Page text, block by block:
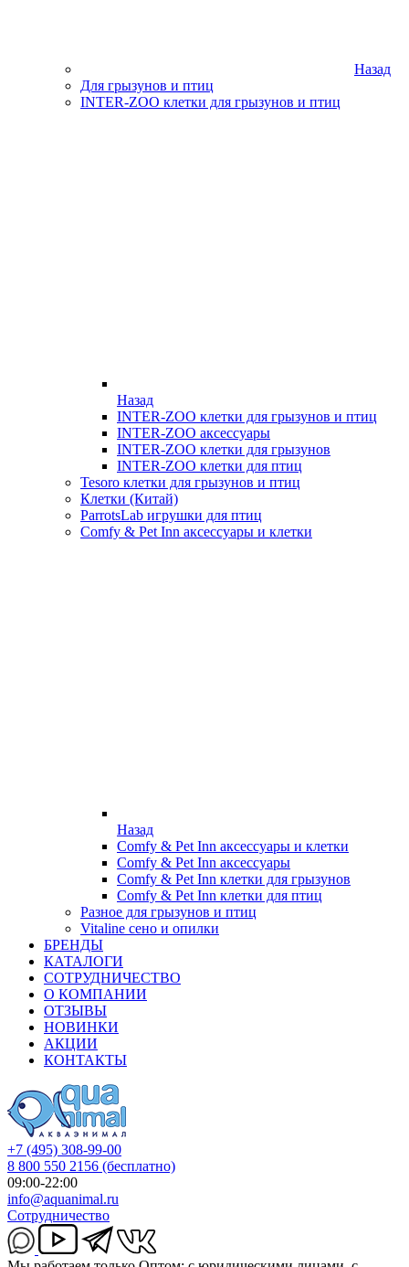
Назад
Для грызунов и птиц
INTER-ZOO клетки для грызунов и птиц
Назад
INTER-ZOO клетки для грызунов и птиц
INTER-ZOO аксессуары
INTER-ZOO клетки для грызунов
INTER-ZOO клетки для птиц
Tesoro клетки для грызунов и птиц
Клетки (Китай)
ParrotsLab игрушки для птиц
Comfy & Pet Inn аксессуары и клетки
Назад
Comfy & Pet Inn аксессуары и клетки
Comfy & Pet Inn аксессуары
Comfy & Pet Inn клетки для грызунов
Comfy & Pet Inn клетки для птиц
Разное для грызунов и птиц
Vitaline сено и опилки
БРЕНДЫ
КАТАЛОГИ
СОТРУДНИЧЕСТВО
О КОМПАНИИ
ОТЗЫВЫ
НОВИНКИ
АКЦИИ
КОНТАКТЫ
+7 (495) 308-99-00
8 800 550 2156 (бесплатно)
09:00-22:00
info@aquanimal.ru
Сотрудничество